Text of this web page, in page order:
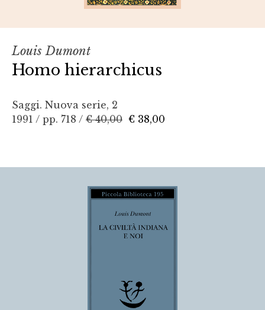
Louis Dumont
Homo hierarchicus
Saggi. Nuova serie, 2
1991 / pp. 718 / € 40,00 € 38,00